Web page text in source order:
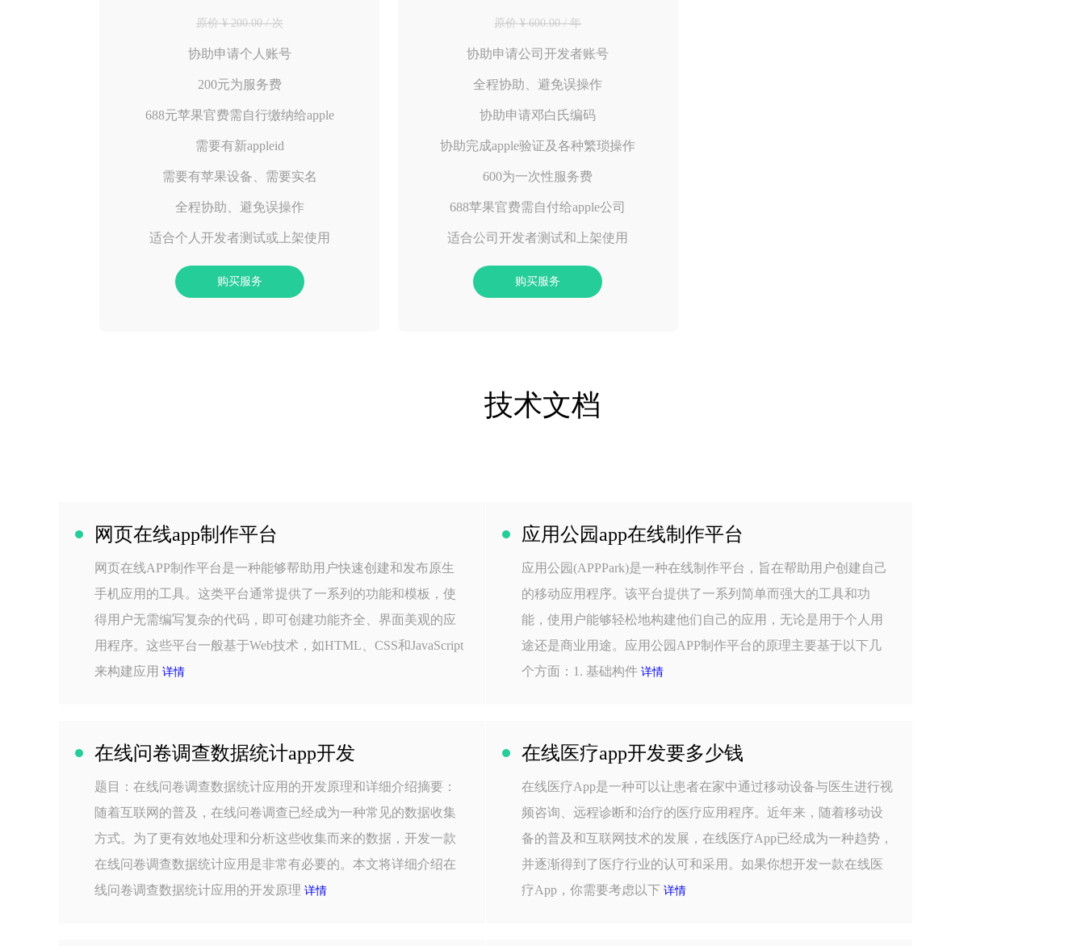
原价 ¥ 200.00 / 次
协助申请个人账号
200元为服务费
688元苹果官费需自行缴纳给apple
需要有新appleid
需要有苹果设备、需要实名
全程协助、避免误操作
适合个人开发者测试或上架使用
购买服务
原价 ¥ 600.00 / 年
协助申请公司开发者账号
全程协助、避免误操作
协助申请邓白氏编码
协助完成apple验证及各种繁琐操作
600为一次性服务费
688苹果官费需自付给apple公司
适合公司开发者测试和上架使用
购买服务
技术文档
网页在线app制作平台
网页在线APP制作平台是一种能够帮助用户快速创建和发布原生
手机应用的工具。这类平台通常提供了一系列的功能和模板，使
得用户无需编写复杂的代码，即可创建功能齐全、界面美观的应
用程序。这些平台一般基于Web技术，如HTML、CSS和JavaScript
来构建应用详情
应用公园app在线制作平台
应用公园(APPPark)是一种在线制作平台，旨在帮助用户创建自己
的移动应用程序。该平台提供了一系列简单而强大的工具和功
能，使用户能够轻松地构建他们自己的应用，无论是用于个人用
途还是商业用途。应用公园APP制作平台的原理主要基于以下几
个方面：1. 基础构件详情
在线问卷调查数据统计app开发
题目：在线问卷调查数据统计应用的开发原理和详细介绍摘要：
随着互联网的普及，在线问卷调查已经成为一种常见的数据收集
方式。为了更有效地处理和分析这些收集而来的数据，开发一款
在线问卷调查数据统计应用是非常有必要的。本文将详细介绍在
线问卷调查数据统计应用的开发原理详情
在线医疗app开发要多少钱
在线医疗App是一种可以让患者在家中通过移动设备与医生进行视
频咨询、远程诊断和治疗的医疗应用程序。近年来，随着移动设
备的普及和互联网技术的发展，在线医疗App已经成为一种趋势，
并逐渐得到了医疗行业的认可和采用。如果你想开发一款在线医
疗App，你需要考虑以下详情